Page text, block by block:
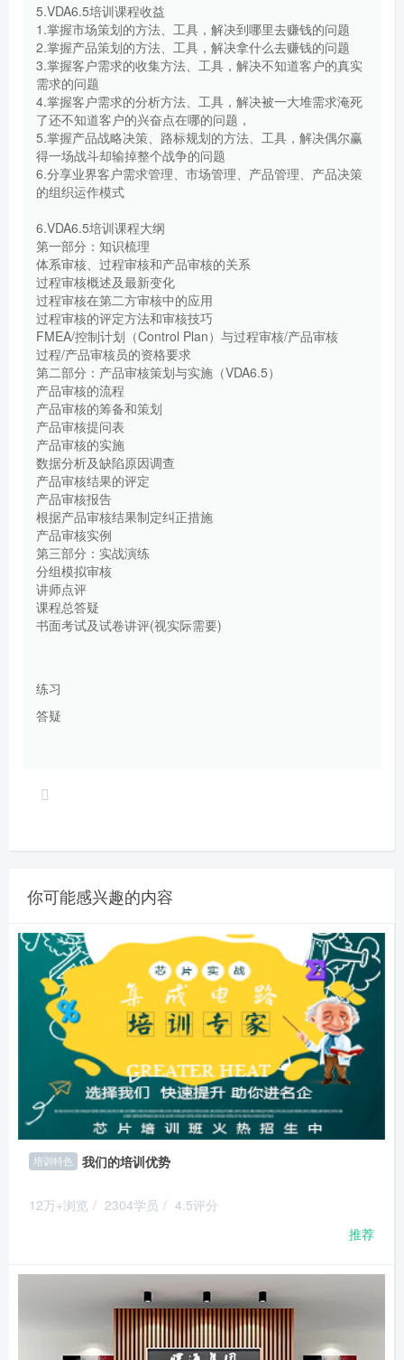
5.VDA6.5培训课程收益
1.掌握市场策划的方法、工具，解决到哪里去赚钱的问题
2.掌握产品策划的方法、工具，解决拿什么去赚钱的问题
3.掌握客户需求的收集方法、工具，解决不知道客户的真实
需求的问题
4.掌握客户需求的分析方法、工具，解决被一大堆需求淹死
了还不知道客户的兴奋点在哪的问题，
5.掌握产品战略决策、路标规划的方法、工具，解决偶尔赢
得一场战斗却输掉整个战争的问题
6.分享业界客户需求管理、市场管理、产品管理、产品决策
的组织运作模式
6.VDA6.5培训课程大纲
第一部分：知识梳理
体系审核、过程审核和产品审核的关系
过程审核概述及最新变化
过程审核在第二方审核中的应用
过程审核的评定方法和审核技巧
FMEA/控制计划（Control Plan）与过程审核/产品审核
过程/产品审核员的资格要求
第二部分：产品审核策划与实施（VDA6.5）
产品审核的流程
产品审核的筹备和策划
产品审核提问表
产品审核的实施
数据分析及缺陷原因调查
产品审核结果的评定
产品审核报告
根据产品审核结果制定纠正措施
产品审核实例
第三部分：实战演练
分组模拟审核
讲师点评
课程总答疑
书面考试及试卷讲评(视实际需要)
练习
答疑
你可能感兴趣的内容
培训特色 我们的培训优势
12万+浏览 / 2304学员 / 4.5评分
推荐